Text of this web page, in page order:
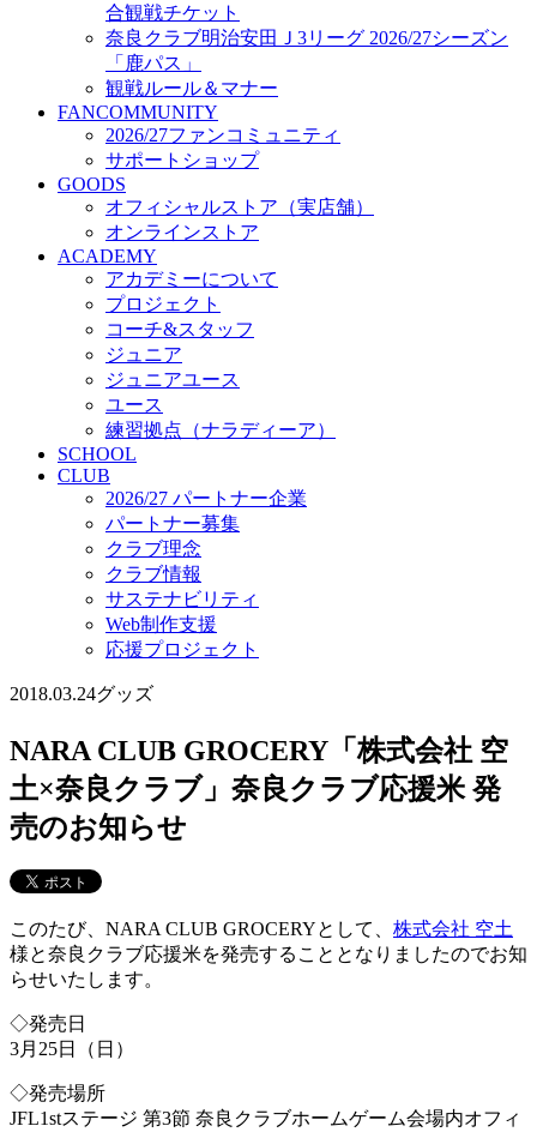
練習拠点（ナラディーア）
SCHOOL
2026/27 パートナー企業
パートナー募集
クラブ理念
クラブ情報
サステナビリティ
Web制作支援
応援プロジェクト
合観戦チケット
奈良クラブ明治安田Ｊ3リーグ 2026/27シーズン
「鹿パス」
観戦ルール＆マナー
FANCOMMUNITY
2026/27ファンコミュニティ
サポートショップ
GOODS
オフィシャルストア（実店舗）
オンラインストア
ACADEMY
アカデミーについて
プロジェクト
コーチ&スタッフ
ジュニア
ジュニアユース
ユース
練習拠点（ナラディーア）
SCHOOL
CLUB
2026/27 パートナー企業
パートナー募集
クラブ理念
クラブ情報
サステナビリティ
Web制作支援
応援プロジェクト
2018.03.24グッズ
NARA CLUB GROCERY「株式会社 空
土×奈良クラブ」奈良クラブ応援米 発
売のお知らせ
このたび、NARA CLUB GROCERYとして、 株式会社 空土
様と奈良クラブ応援米を発売することとなりましたのでお知
らせいたします。
◇発売日
3月25日（日）
◇発売場所
JFL1stステージ 第3節 奈良クラブホームゲーム会場内オフィ